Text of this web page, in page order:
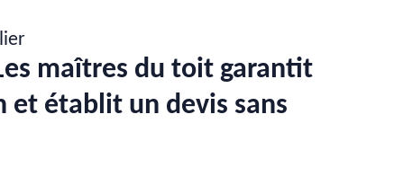
maîtres du toit garantit
établit un devis sans